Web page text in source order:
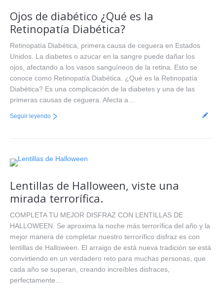
Ojos de diabético ¿Qué es la
Retinopatía Diabética?
Retinopatía Diabética, primera causa de ceguera en Estados
Unidos. La diabetes o azucar en la sangre puede dañar los
ojos, afectando a los vasos sanguíneos de la retina. Esto se
conoce como Retinopatía Diabética. ¿Qué es la Retinopatía
Diabética? Es una complicación de la diabetes y una de las
primeras causas de ceguera. Afecta a…
Seguir leyendo
Lentillas de Halloween, viste una
mirada terrorífica.
COMPLETA TU MEJOR DISFRAZ CON LENTILLAS DE
HALLOWEEN. Se aproxima la noche más terrorífica del año y la
mejor manera de completar nuestro terrorífico disfraz es con
lentillas de Halloween. El arraigo de está nueva tradición se está
convirtiendo en un verdadero reto para muchas personas, que
cada año se superan, creando increíbles disfraces,
perfectamente…